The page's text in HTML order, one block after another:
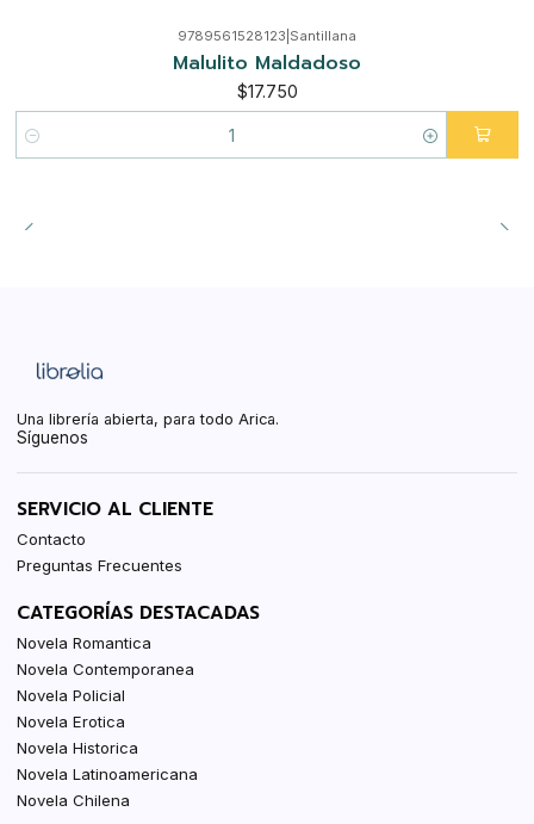
9789561528123 Santillana
Malulito Maldadoso
$17.750
Cantidad
Una librería abierta, para todo Arica.
Síguenos
SERVICIO AL CLIENTE
Contacto
Preguntas Frecuentes
CATEGORÍAS DESTACADAS
Novela Romantica
Novela Contemporanea
Novela Policial
Novela Erotica
Novela Historica
Novela Latinoamericana
Novela Chilena